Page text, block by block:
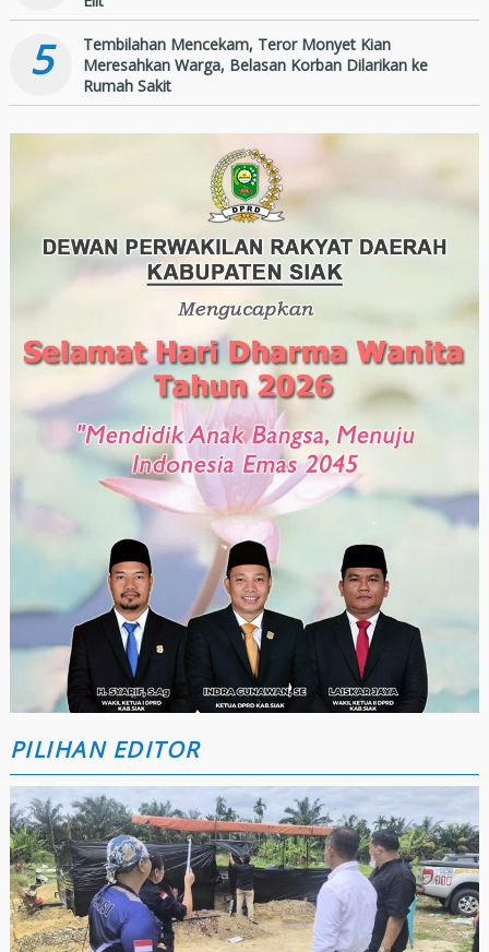
5
Tembilahan Mencekam, Teror Monyet Kian
Meresahkan Warga, Belasan Korban Dilarikan ke
Rumah Sakit
PILIHAN EDITOR